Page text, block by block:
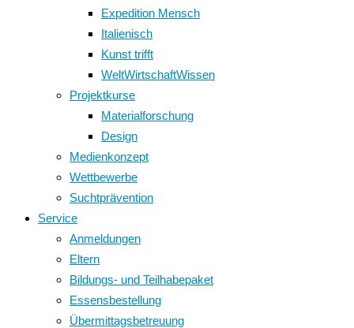
Expedition Mensch
Italienisch
Kunst trifft
WeltWirtschaftWissen
Projektkurse
Materialforschung
Design
Medienkonzept
Wettbewerbe
Suchtprävention
Service
Anmeldungen
Eltern
Bildungs- und Teilhabepaket
Essensbestellung
Übermittagsbetreuung